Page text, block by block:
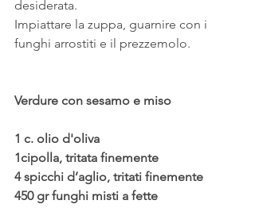
desiderata.
Impiattare la zuppa, guarnire con i
funghi arrostiti e il prezzemolo.
Verdure con sesamo e miso
1 c. olio d'oliva
1cipolla, tritata finemente
4 spicchi d’aglio, tritati finemente
450 gr funghi misti a fette